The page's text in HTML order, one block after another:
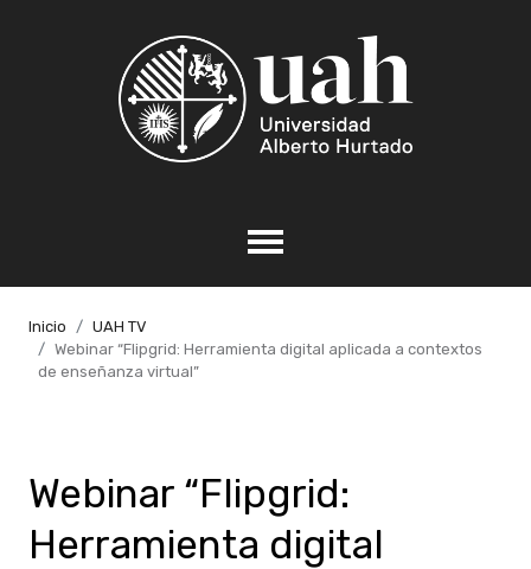
Inicio
UAH TV
Webinar “Flipgrid: Herramienta digital aplicada a contextos
de enseñanza virtual”
Webinar “Flipgrid:
Herramienta digital